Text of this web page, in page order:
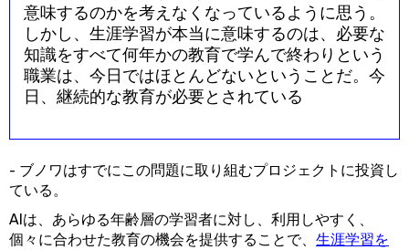
意味するのかを考えなくなっているように思う。
しかし、生涯学習が本当に意味するのは、必要な
知識をすべて何年かの教育で学んで終わりという
職業は、今日ではほとんどないということだ。今
日、継続的な教育が必要とされている
- ブノワはすでにこの問題に取り組むプロジェクトに投資し
ている。
AIは、あらゆる年齢層の学習者に対し、利用しやすく、
個々に合わせた教育の機会を提供することで、 生涯学習を